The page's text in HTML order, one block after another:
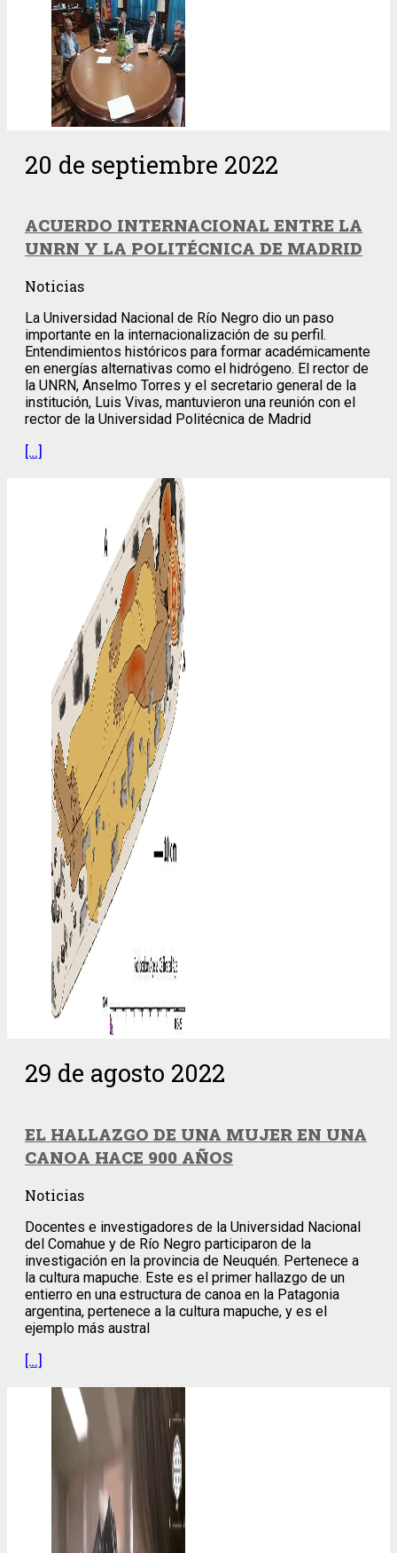
20 de septiembre 2022
ACUERDO INTERNACIONAL ENTRE LA
UNRN Y LA POLITÉCNICA DE MADRID
Noticias
La Universidad Nacional de Río Negro dio un paso
importante en la internacionalización de su perfil.
Entendimientos históricos para formar académicamente
en energías alternativas como el hidrógeno. El rector de
la UNRN, Anselmo Torres y el secretario general de la
institución, Luis Vivas, mantuvieron una reunión con el
rector de la Universidad Politécnica de Madrid
[…]
29 de agosto 2022
EL HALLAZGO DE UNA MUJER EN UNA
CANOA HACE 900 AÑOS
Noticias
Docentes e investigadores de la Universidad Nacional
del Comahue y de Río Negro participaron de la
investigación en la provincia de Neuquén. Pertenece a
la cultura mapuche. Este es el primer hallazgo de un
entierro en una estructura de canoa en la Patagonia
argentina, pertenece a la cultura mapuche, y es el
ejemplo más austral
[…]